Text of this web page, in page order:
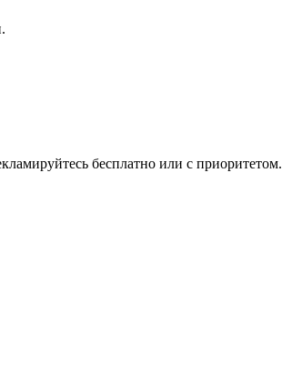
бесплатно или с приоритетом.